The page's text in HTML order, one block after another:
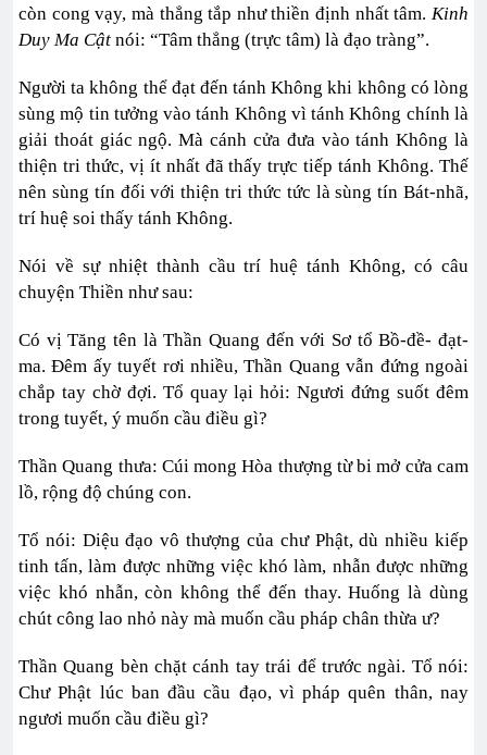
còn cong vạy, mà thẳng tắp như thiền định nhất tâm. Kinh
Duy Ma Cật nói: “Tâm thẳng (trực tâm) là đạo tràng”.
Người ta không thể đạt đến tánh Không khi không có lòng
sùng mộ tin tưởng vào tánh Không vì tánh Không chính là
giải thoát giác ngộ. Mà cánh cửa đưa vào tánh Không là
thiện tri thức, vị ít nhất đã thấy trực tiếp tánh Không. Thế
nên sùng tín đối với thiện tri thức tức là sùng tín Bát-nhã,
trí huệ soi thấy tánh Không.
Nói về sự nhiệt thành cầu trí huệ tánh Không, có câu
chuyện Thiền như sau:
Có vị Tăng tên là Thần Quang đến với Sơ tổ Bồ-đề- đạt-
ma. Đêm ấy tuyết rơi nhiều, Thần Quang vẫn đứng ngoài
chắp tay chờ đợi. Tổ quay lại hỏi: Ngươi đứng suốt đêm
trong tuyết, ý muốn cầu điều gì?
Thần Quang thưa: Cúi mong Hòa thượng từ bi mở cửa cam
lồ, rộng độ chúng con.
Tổ nói: Diệu đạo vô thượng của chư Phật, dù nhiều kiếp
tinh tấn, làm được những việc khó làm, nhẫn được những
việc khó nhẫn, còn không thể đến thay. Huống là dùng
chút công lao nhỏ này mà muốn cầu pháp chân thừa ư?
Thần Quang bèn chặt cánh tay trái để trước ngài. Tổ nói:
Chư Phật lúc ban đầu cầu đạo, vì pháp quên thân, nay
ngươi muốn cầu điều gì?